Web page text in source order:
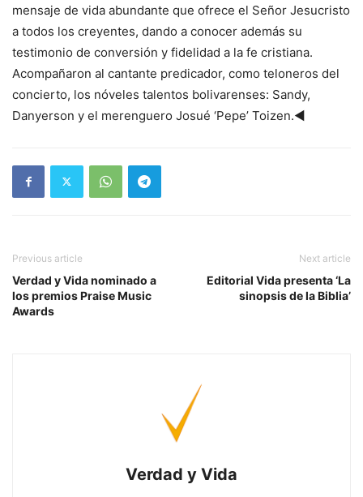
mensaje de vida abundante que ofrece el Señor Jesucristo
a todos los creyentes, dando a conocer además su
testimonio de conversión y fidelidad a la fe cristiana.
Acompañaron al cantante predicador, como teloneros del
concierto, los nóveles talentos bolivarenses: Sandy,
Danyerson y el merenguero Josué ‘Pepe’ Toizen.◄
Previous article
Verdad y Vida nominado a
los premios Praise Music
Awards
Next article
Editorial Vida presenta ‘La
sinopsis de la Biblia’
Verdad y Vida